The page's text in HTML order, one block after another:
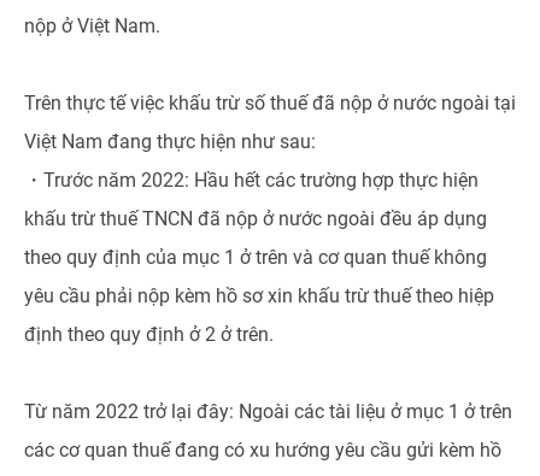
nộp ở Việt Nam.
Trên thực tế việc khấu trừ số thuế đã nộp ở nước ngoài tại
Việt Nam đang thực hiện như sau:
・Trước năm 2022: Hầu hết các trường hợp thực hiện
khấu trừ thuế TNCN đã nộp ở nước ngoài đều áp dụng
theo quy định của mục 1 ở trên và cơ quan thuế không
yêu cầu phải nộp kèm hồ sơ xin khấu trừ thuế theo hiệp
định theo quy định ở 2 ở trên.
Từ năm 2022 trở lại đây: Ngoài các tài liệu ở mục 1 ở trên
các cơ quan thuế đang có xu hướng yêu cầu gửi kèm hồ